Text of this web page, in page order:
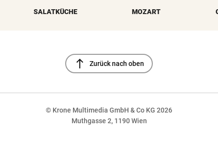
SALATKÜCHE MOZART
north Zurück nach oben
© Krone Multimedia GmbH & Co KG 2026
Muthgasse 2, 1190 Wien